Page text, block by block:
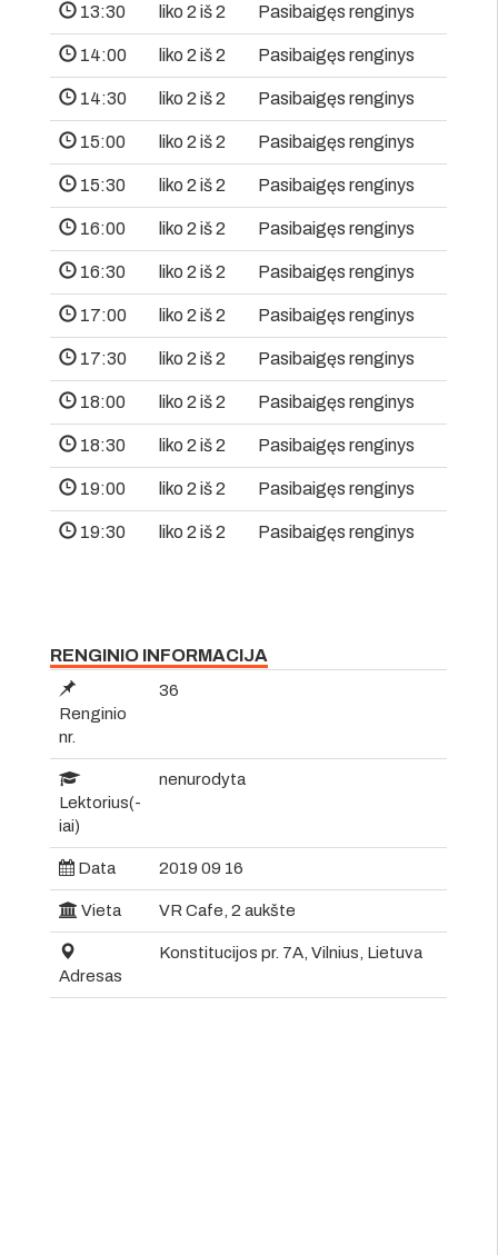
13:30 liko 2 iš 2 Pasibaigęs renginys
14:00 liko 2 iš 2 Pasibaigęs renginys
14:30 liko 2 iš 2 Pasibaigęs renginys
15:00 liko 2 iš 2 Pasibaigęs renginys
15:30 liko 2 iš 2 Pasibaigęs renginys
16:00 liko 2 iš 2 Pasibaigęs renginys
16:30 liko 2 iš 2 Pasibaigęs renginys
17:00 liko 2 iš 2 Pasibaigęs renginys
17:30 liko 2 iš 2 Pasibaigęs renginys
18:00 liko 2 iš 2 Pasibaigęs renginys
18:30 liko 2 iš 2 Pasibaigęs renginys
19:00 liko 2 iš 2 Pasibaigęs renginys
19:30 liko 2 iš 2 Pasibaigęs renginys
RENGINIO INFORMACIJA
Renginio
nr.
36
Lektorius(-
iai)
nenurodyta
Data 2019 09 16
Vieta VR Cafe, 2 aukšte
Adresas
Konstitucijos pr. 7A, Vilnius, Lietuva